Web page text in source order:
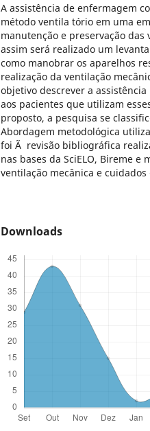
A assistência de enfermagem
método ventila tório em uma
manutenção e preservação
assim será realizado um
como manobrar os aparelhos
realização da ventilação
objetivo descrever a
aos pacientes que utilizam
proposto, a pesquisa se
Abordagem metodológica
foi Ã revisão bibliográfica
nas bases da SciELO, Bireme
ventilação mecânica e
Downloads